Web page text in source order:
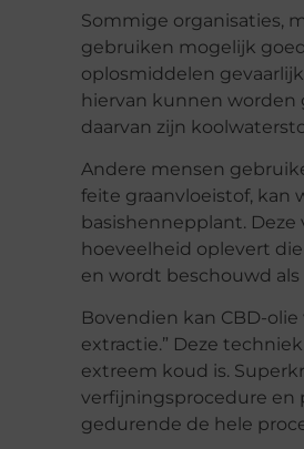
Sommige organisaties,
gebruiken mogelijk
oplosmiddelen
hiervan kunnen worden
daarvan zijn
Andere mensen
feite graanvloeistof,
basishennepplant.
hoeveelheid oplevert
en wordt beschouwd
Bovendien kan CBD-
extractie.” Deze
extreem koud is.
verfijningsprocedure en
gedurende de hele